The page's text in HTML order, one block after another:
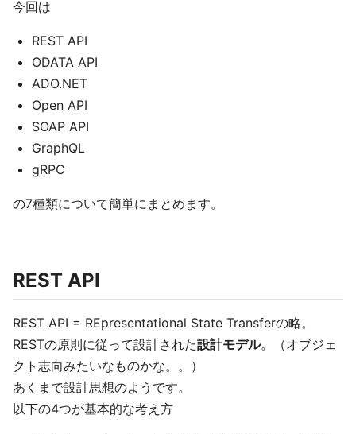
今回は
REST API
ODATA API
ADO.NET
Open API
SOAP API
GraphQL
gRPC
の7種類について簡単にまとめます。
REST API
REST API = REpresentational State Transferの略。
RESTの原則に従って設計された設計モデル。（オブジェ
クト志向みたいなものかな。。）
あくまで設計思想のようです。
以下の4つが基本的な考え方